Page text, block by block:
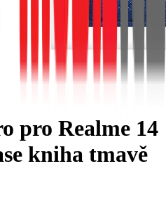
pro Realme 14
kniha tmavě